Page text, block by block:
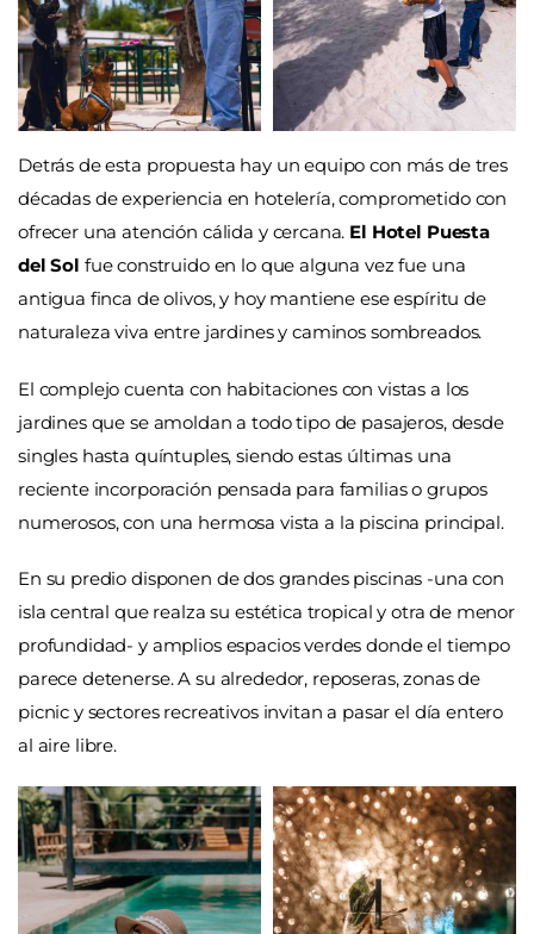
Detrás de esta propuesta hay un equipo con más de tres
décadas de experiencia en hotelería, comprometido con
ofrecer una atención cálida y cercana. El Hotel Puesta
del Sol fue construido en lo que alguna vez fue una
antigua finca de olivos, y hoy mantiene ese espíritu de
naturaleza viva entre jardines y caminos sombreados.
El complejo cuenta con habitaciones con vistas a los
jardines que se amoldan a todo tipo de pasajeros, desde
singles hasta quíntuples, siendo estas últimas una
reciente incorporación pensada para familias o grupos
numerosos, con una hermosa vista a la piscina principal.
En su predio disponen de dos grandes piscinas -una con
isla central que realza su estética tropical y otra de menor
profundidad- y amplios espacios verdes donde el tiempo
parece detenerse. A su alrededor, reposeras, zonas de
picnic y sectores recreativos invitan a pasar el día entero
al aire libre.